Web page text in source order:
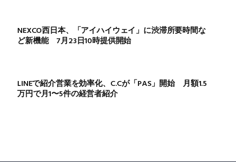
NEXCO西日本、「アイハイウェイ」に渋滞所要時間な
ど新機能 7月23日10時提供開始
LINEで紹介営業を効率化、C.Cが「PAS」開始 月額1.5
万円で月1〜5件の経営者紹介